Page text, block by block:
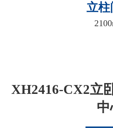
立柱
XH2416-CX2立